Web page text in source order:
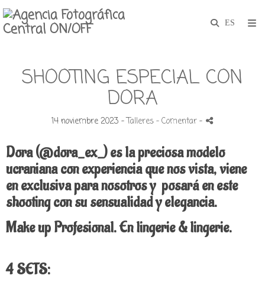
SHOOTING ESPECIAL CON
DORA
14 noviembre 2023 -Talleres - Comentar-
Dora (@dora_ex_) es la preciosa modelo
ucraniana con experiencia que nos vista, viene
en exclusiva para nosotros y posará en este
shooting con su sensualidad y elegancia.
Make up Profesional. En lingerie & lingerie.
4 SETS: